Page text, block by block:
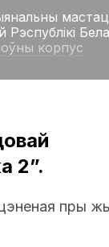
Рэспублікі
корпус
2”.
пры